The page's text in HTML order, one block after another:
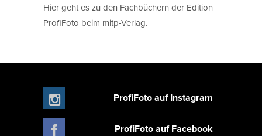
Hier geht es zu den Fachbüchern der Edition
ProfiFoto beim mitp-Verlag.
ProfiFoto auf Instagram
ProfiFoto auf Facebook